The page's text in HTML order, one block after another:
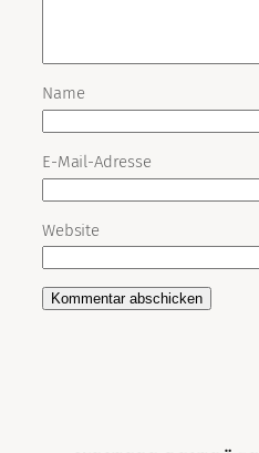
Name
E-Mail-Adresse
Website